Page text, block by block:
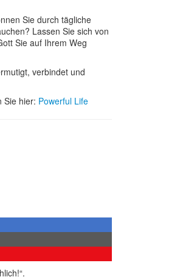
Sie durch tägliche
Lassen Sie sich von
Sie auf Ihrem Weg
verbindet und
Sie hier: Powerful Life